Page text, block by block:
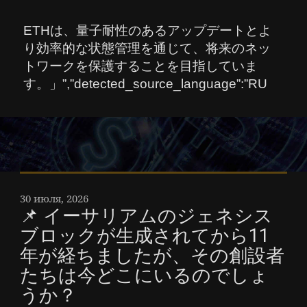
ETHは、量子耐性のあるアップデートとよ
り効率的な状態管理を通じて、将来のネッ
トワークを保護することを目指していま
す。」”,”detected_source_language”:”RU
30 июля, 2026
📌 イーサリアムのジェネシス
ブロックが生成されてから11
年が経ちましたが、その創設者
たちは今どこにいるのでしょ
うか？